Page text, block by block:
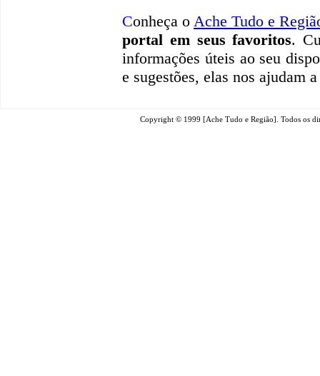
Conheça o Ache Tudo e
portal em seus favoritos.
informações úteis ao seu
e sugestões, elas nos ajudam
Copyright © 1999 [Ache Tudo e Região]. Todos os